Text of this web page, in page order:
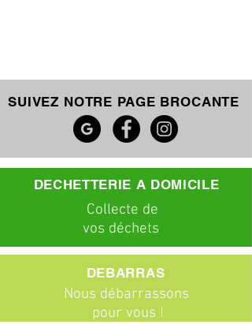
SUIVEZ NOTRE PAGE BROCANTE
DECHETTERIE A DOMICILE
Collecte de
vos déchets
DEBARRAS
Nous débarrassons
pour vous !